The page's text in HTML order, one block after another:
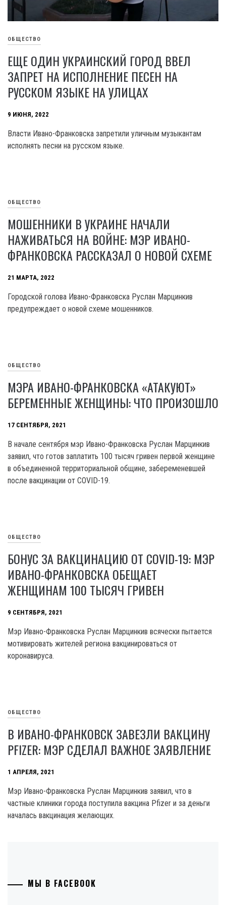
ОБЩЕСТВО
ЕЩЕ ОДИН УКРАИНСКИЙ ГОРОД ВВЕЛ
ЗАПРЕТ НА ИСПОЛНЕНИЕ ПЕСЕН НА
РУССКОМ ЯЗЫКЕ НА УЛИЦАХ
9 ИЮНЯ, 2022
Власти Ивано-Франковска запретили уличным музыкантам
исполнять песни на русском языке.
ОБЩЕСТВО
МОШЕННИКИ В УКРАИНЕ НАЧАЛИ
НАЖИВАТЬСЯ НА ВОЙНЕ: МЭР ИВАНО-
ФРАНКОВСКА РАССКАЗАЛ О НОВОЙ СХЕМЕ
21 МАРТА, 2022
Городской голова Ивано-Франковска Руслан Марцинкив
предупреждает о новой схеме мошенников.
ОБЩЕСТВО
МЭРА ИВАНО-ФРАНКОВСКА «АТАКУЮТ»
БЕРЕМЕННЫЕ ЖЕНЩИНЫ: ЧТО ПРОИЗОШЛО
17 СЕНТЯБРЯ, 2021
В начале сентября мэр Ивано-Франковска Руслан Марцинкив
заявил, что готов заплатить 100 тысяч гривен первой женщине
в объединенной территориальной общине, забеременевшей
после вакцинации от COVID-19.
ОБЩЕСТВО
БОНУС ЗА ВАКЦИНАЦИЮ ОТ COVID-19: МЭР
ИВАНО-ФРАНКОВСКА ОБЕЩАЕТ
ЖЕНЩИНАМ 100 ТЫСЯЧ ГРИВЕН
9 СЕНТЯБРЯ, 2021
Мэр Ивано-Франковска Руслан Марцинкив всячески пытается
мотивировать жителей региона вакцинироваться от
коронавируса.
ОБЩЕСТВО
В ИВАНО-ФРАНКОВСК ЗАВЕЗЛИ ВАКЦИНУ
PFIZER: МЭР СДЕЛАЛ ВАЖНОЕ ЗАЯВЛЕНИЕ
1 АПРЕЛЯ, 2021
Мэр Ивано-Франковска Руслан Марцинкив заявил, что в
частные клиники города поступила вакцина Pfizer и за деньги
началась вакцинация желающих.
МЫ В FACEBOOK